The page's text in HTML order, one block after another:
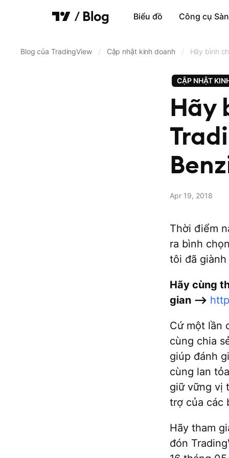
Biểu đồ Công cụ
Biểu đồ
Blog của TradingView / Cập nhật kinh doanh / Hãy bình
CẬP NHẬT
Hãy
Apr 19, 2018
Thời điểm
ra bình
tôi đã
Hãy cùng
gian –>
Cứ một lần
cùng chia
giúp đánh
cùng lan
giữ vững vị
trợ của các
Hãy tham
đón